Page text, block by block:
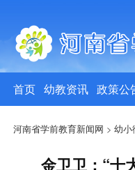
首页 幼教资讯 政策公
河南省学前教育新闻网 >幼小
金卫卫：“十